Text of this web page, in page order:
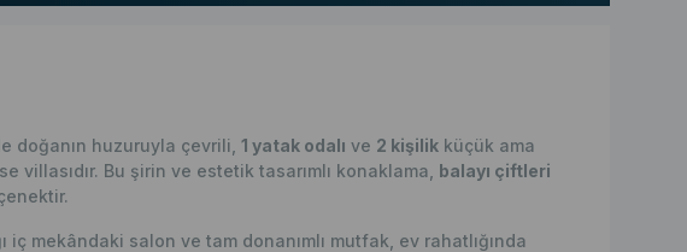
doğanın huzuruyla çevrili, 1 yatak odalı ve 2 kişilik küçük ama
Bu şirin ve estetik tasarımlı konaklama, balayı çiftleri
mekândaki salon ve tam donanımlı mutfak, ev rahatlığında